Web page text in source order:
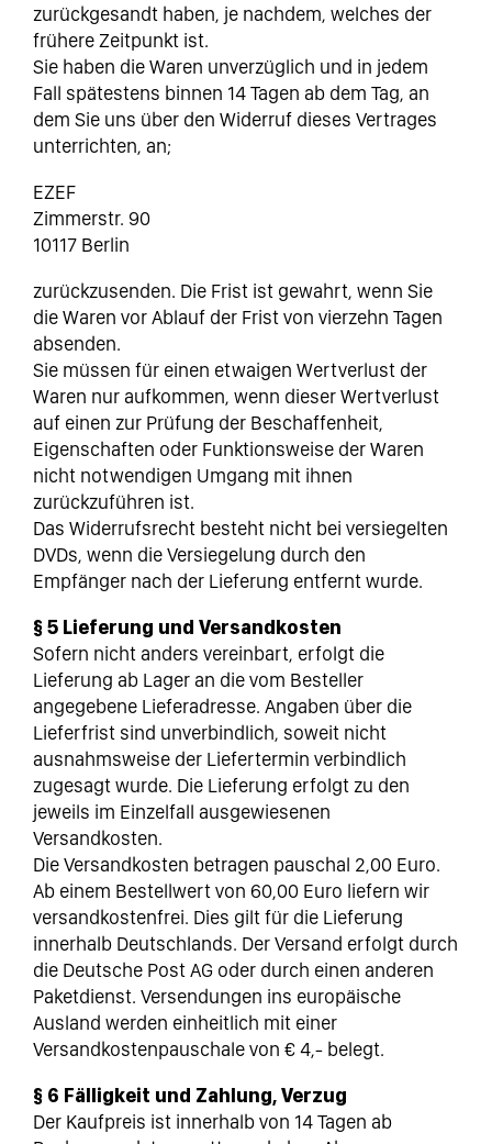
zurückgesandt haben, je nachdem, welches der
frühere Zeitpunkt ist.
Sie haben die Waren unverzüglich und in jedem
Fall spätestens binnen 14 Tagen ab dem Tag, an
dem Sie uns über den Widerruf dieses Vertrages
unterrichten, an;
EZEF
Zimmerstr. 90
10117 Berlin
zurückzusenden. Die Frist ist gewahrt, wenn Sie
die Waren vor Ablauf der Frist von vierzehn Tagen
absenden.
Sie müssen für einen etwaigen Wertverlust der
Waren nur aufkommen, wenn dieser Wertverlust
auf einen zur Prüfung der Beschaffenheit,
Eigenschaften oder Funktionsweise der Waren
nicht notwendigen Umgang mit ihnen
zurückzuführen ist.
Das Widerrufsrecht besteht nicht bei versiegelten
DVDs, wenn die Versiegelung durch den
Empfänger nach der Lieferung entfernt wurde.
§ 5 Lieferung und Versandkosten
Sofern nicht anders vereinbart, erfolgt die
Lieferung ab Lager an die vom Besteller
angegebene Lieferadresse. Angaben über die
Lieferfrist sind unverbindlich, soweit nicht
ausnahmsweise der Liefertermin verbindlich
zugesagt wurde. Die Lieferung erfolgt zu den
jeweils im Einzelfall ausgewiesenen
Versandkosten.
Die Versandkosten betragen pauschal 2,00 Euro.
Ab einem Bestellwert von 60,00 Euro liefern wir
versandkostenfrei. Dies gilt für die Lieferung
innerhalb Deutschlands. Der Versand erfolgt durch
die Deutsche Post AG oder durch einen anderen
Paketdienst. Versendungen ins europäische
Ausland werden einheitlich mit einer
Versandkostenpauschale von € 4,- belegt.
§ 6 Fälligkeit und Zahlung, Verzug
Der Kaufpreis ist innerhalb von 14 Tagen ab